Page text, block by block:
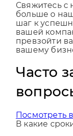
больше о
шаг к
вашей
превзойти
вашему
Часто
В какие